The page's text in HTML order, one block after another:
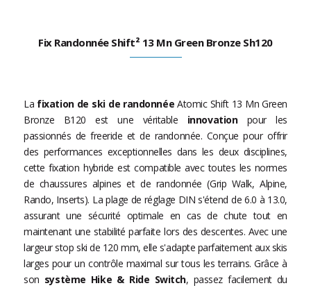
Fix Randonnée Shift² 13 Mn Green Bronze Sh120
La fixation de ski de randonnéeAtomic Shift 13 Mn Green
Bronze B120 est une véritable innovationpour les
passionnés de freeride et de randonnée. Conçue pour offrir
des performances exceptionnelles dans les deux disciplines,
cette fixation hybride est compatible avec toutes les normes
de chaussures alpines et de randonnée (Grip Walk, Alpine,
Rando, Inserts). La plage de réglage DIN s'étend de 6.0 à 13.0,
assurant une sécurité optimale en cas de chute tout en
maintenant une stabilité parfaite lors des descentes. Avec une
largeur stop ski de 120 mm, elle s'adapte parfaitement aux skis
larges pour un contrôle maximal sur tous les terrains. Grâce à
son système Hike & Ride Switch, passez facilement du